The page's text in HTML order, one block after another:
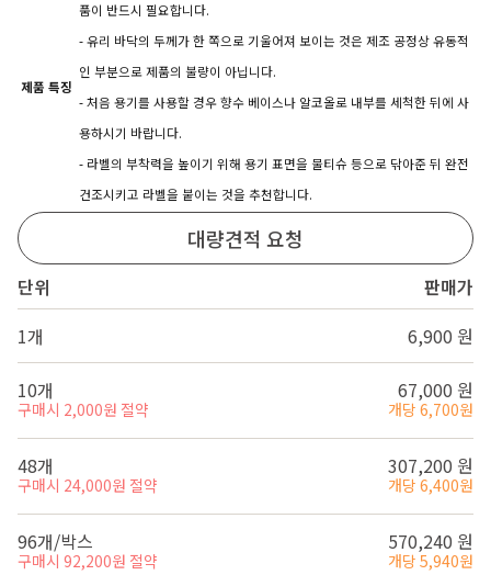
제품 특징
품이 반드시 필요합니다.
- 유리 바닥의 두께가 한 쪽으로 기울어져 보이는 것은 제조 공정상 유동적
인 부분으로 제품의 불량이 아닙니다.
- 처음 용기를 사용할 경우 향수 베이스나 알코올로 내부를 세척한 뒤에 사
용하시기 바랍니다.
- 라벨의 부착력을 높이기 위해 용기 표면을 물티슈 등으로 닦아준 뒤 완전
건조시키고 라벨을 붙이는 것을 추천합니다.
대량견적 요청
단위
판매가
1개
6,900 원
10개
구매시 2,000원 절약
67,000 원
개당 6,700원
48개
구매시 24,000원 절약
307,200 원
개당 6,400원
96개/박스
구매시 92,200원 절약
570,240 원
개당 5,940원